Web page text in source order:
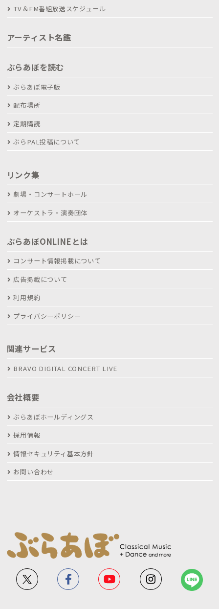
TV＆FM番組放送スケジュール
アーティスト名鑑
ぶらあぼを読む
ぶらあぼ電子版
配布場所
定期購読
ぶらPAL投稿について
リンク集
劇場・コンサートホール
オーケストラ・演奏団体
ぶらあぼONLINEとは
コンサート情報掲載について
広告掲載について
利用規約
プライバシーポリシー
関連サービス
BRAVO DIGITAL CONCERT LIVE
会社概要
ぶらあぼホールディングス
採用情報
情報セキュリティ基本方針
お問い合わせ